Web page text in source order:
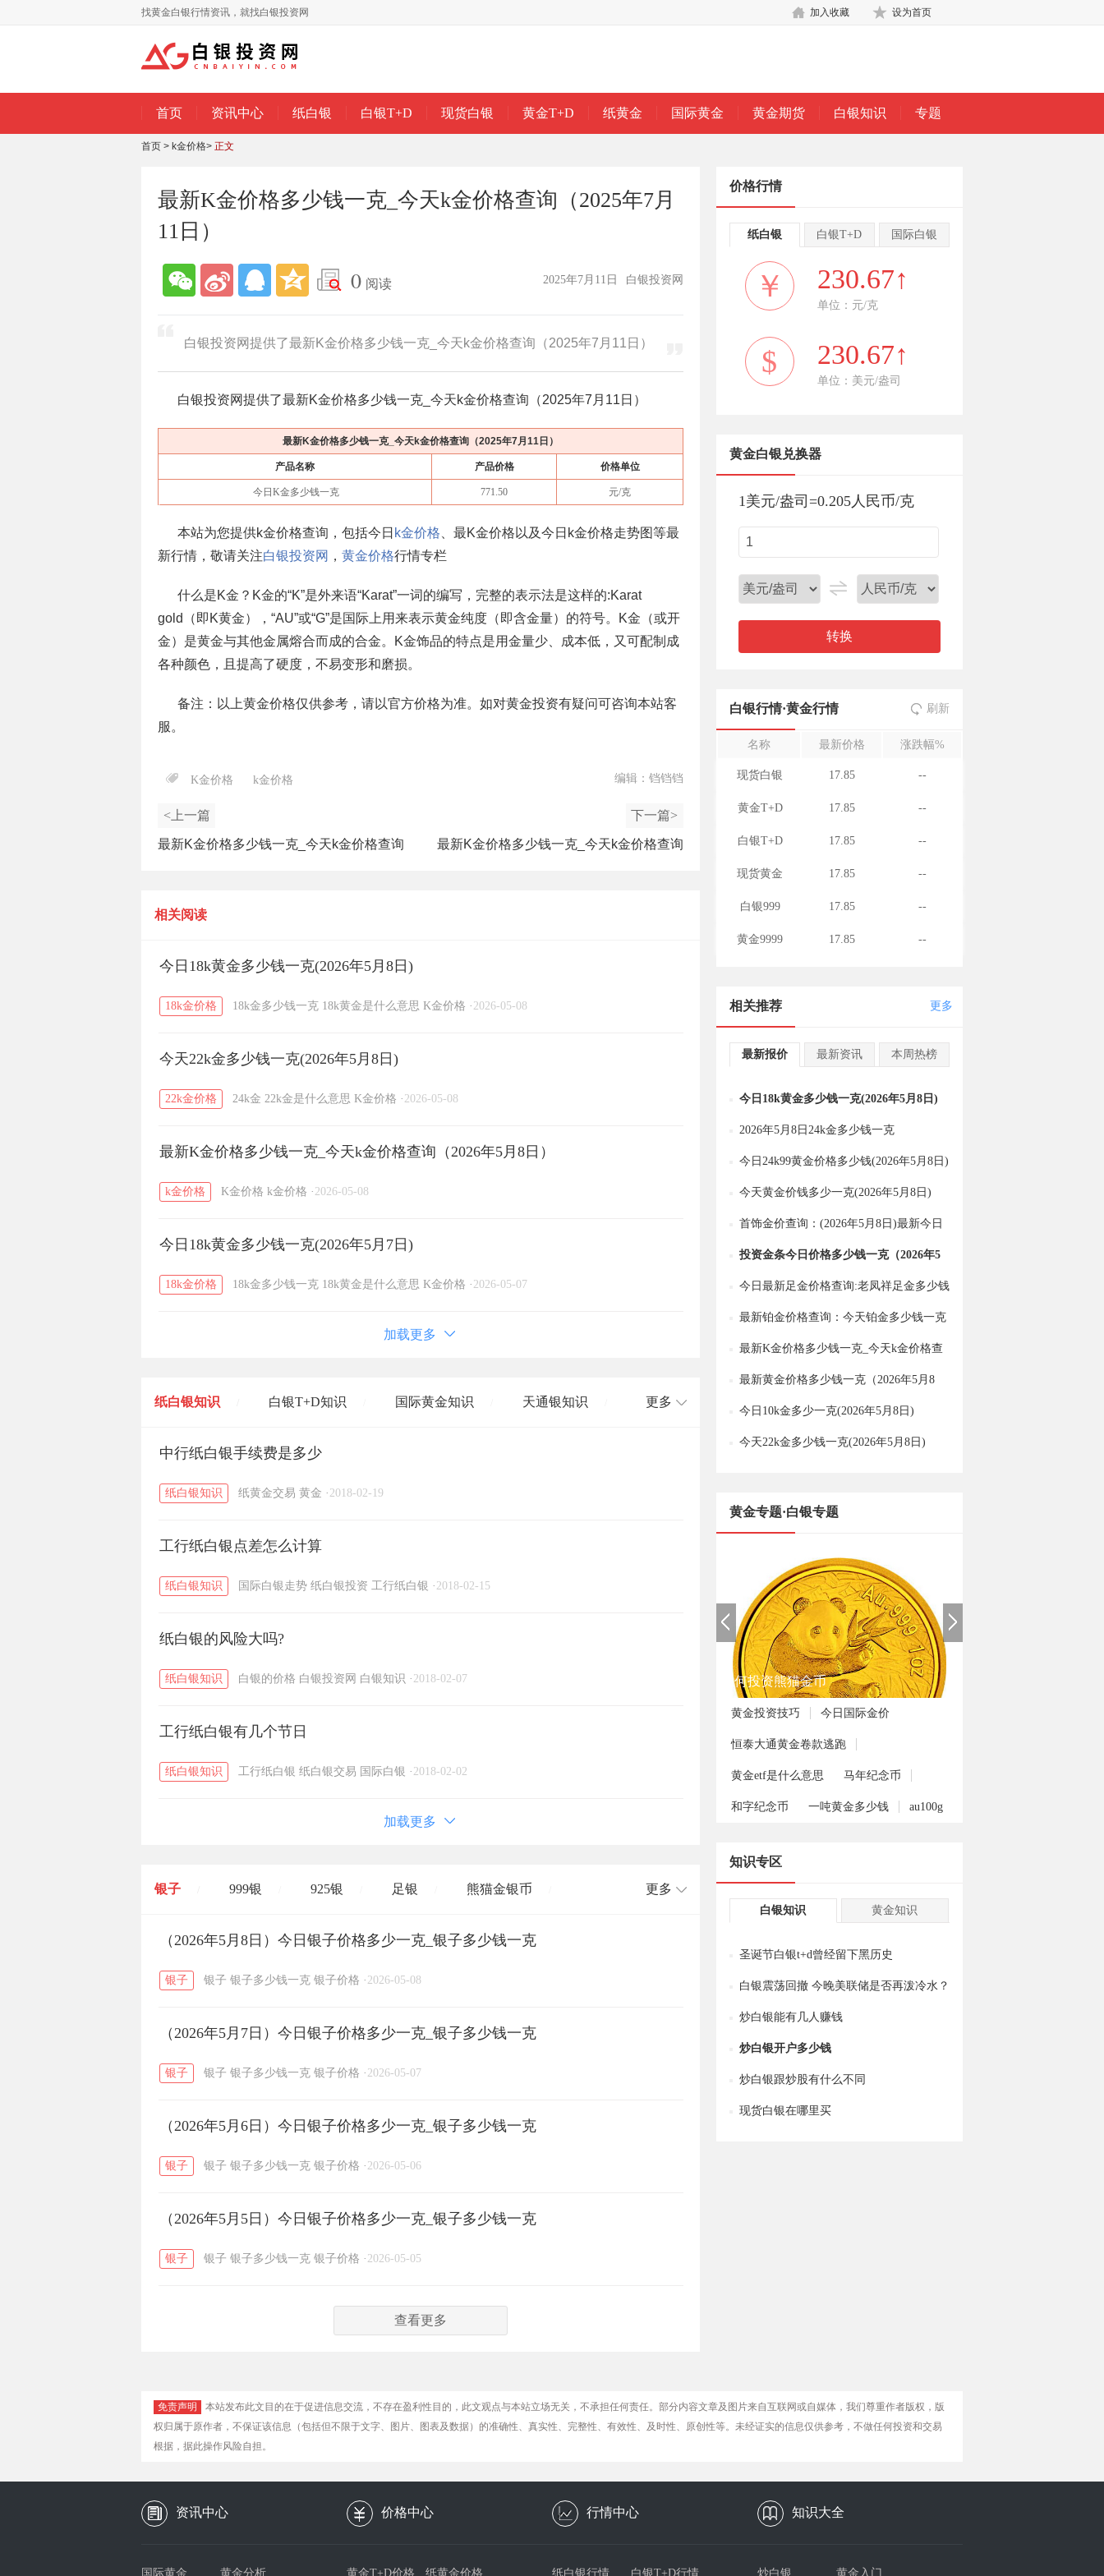
找黄金白银行情资讯，就找白银投资网 设为首页
加入收藏
首页 资讯中心 纸白银 白银T+D 现货白银 黄金T+D 纸黄金 国际黄金 黄金期货 白银知识 专题
首页 > k金价格> 正文
最新K金价格多少钱一克_今天k金价格查询（2025年7月
11日）
0 阅读 白银投资网
2025年7月11日
白银投资网提供了最新K金价格多少钱一克_今天k金价格查询（2025年7月11日）
白银投资网提供了最新K金价格多少钱一克_今天k金价格查询（2025年7月11日 ）
最新K金价格多少钱一克_今天k金价格查询（2025年7月11日 ）
产品名称 产品价格 价格单位
今日K金多少钱一克 771.50 元/克
本站为您提供k金价格查询，包括今日 k金价格 、最K金价格以及今日k金价格走势图等最
新行情，敬请关注白银投资网 ， 黄金价格行情专栏
什么是K金？K金的“K”是外来语“Karat”一词的编写，完整的表示法是这样的:Karat
gold（即K黄金），“AU”或“G”是国际上用来表示黄金纯度（即含金量）的符号。K金（或开
金）是黄金与其他金属熔合而成的合金。K金饰品的特点是用金量少、成本低，又可配制成
各种颜色，且提高了硬度，不易变形和磨损。
备注：以上黄金价格仅供参考，请以官方价格为准。如对黄金投资有疑问可咨询本站客
服。
K金价格 k金价格 编辑：铛铛铛
<上一篇
最新K金价格多少钱一克_今天k金价格查询
下一篇>
最新K金价格多少钱一克_今天k金价格查询
相关阅读
今日18k黄金多少钱一克(2026年5月8日)
18k金价格 18k金多少钱一克 18k黄金是什么意思 K金价格 · 2026-05-08
今天22k金多少钱一克(2026年5月8日)
22k金价格 24k金 22k金是什么意思 K金价格 · 2026-05-08
最新K金价格多少钱一克_今天k金价格查询（2026年5月8日）
k金价格 K金价格 k金价格 · 2026-05-08
今日18k黄金多少钱一克(2026年5月7日)
18k金价格 18k金多少钱一克 18k黄金是什么意思 K金价格 · 2026-05-07
加载更多
纸白银知识 白银T+D知识 国际黄金知识 天通银知识
黄金T+D知识 / 粤贵银知识
更多
中行纸白银手续费是多少
纸白银知识 纸黄金交易 黄金 · 2018-02-19
工行纸白银点差怎么计算
纸白银知识 国际白银走势 纸白银投资 工行纸白银 · 2018-02-15
纸白银的风险大吗?
纸白银知识 白银的价格 白银投资网 白银知识 · 2018-02-07
工行纸白银有几个节日
纸白银知识 工行纸白银 纸白银交易 国际白银 · 2018-02-02
加载更多
银子 999银 925银 足银 熊猫金银币
开国纪念币 大清银币 / 长城币 / 老凤祥
菜百 周生生 周大生
六福 / 金至尊 / 潮宏基 / 亚一金店 黄金
更多
（2026年5月8日）今日银子价格多少一克_银子多少钱一克
银子 银子 银子多少钱一克 银子价格 · 2026-05-08
（2026年5月7日）今日银子价格多少一克_银子多少钱一克
银子 银子 银子多少钱一克 银子价格 · 2026-05-07
（2026年5月6日）今日银子价格多少一克_银子多少钱一克
银子 银子 银子多少钱一克 银子价格 · 2026-05-06
（2026年5月5日）今日银子价格多少一克_银子多少钱一克
银子 银子 银子多少钱一克 银子价格 · 2026-05-05
查看更多
价格行情
纸白银 白银T+D 国际白银
￥ 230.67↑
单位：元/克
$ 230.67↑
单位：美元/盎司
黄金白银兑换器
1美元/盎司 =0.205人民币/克
转换
白银行情·黄金行情 刷新
名称 最新价格 涨跌幅%
现货白银 17.85 --
黄金T+D 17.85 --
白银T+D 17.85 --
现货黄金 17.85 --
白银999 17.85 --
黄金9999 17.85 --
相关推荐 更多
最新报价 最新资讯 本周热榜
今日18k黄金多少钱一克(2026年5月8日)
2026年5月8日24k金多少钱一克
今日24k99黄金价格多少钱(2026年5月8日)
今天黄金价钱多少一克(2026年5月8日)
首饰金价查询：(2026年5月8日)最新今日
金价多少一克？
投资金条今日价格多少钱一克（2026年5
月8日）
今日最新足金价格查询:老凤祥足金多少钱
一克（2026年5月8日）
最新铂金价格查询：今天铂金多少钱一克
（2026年5月8日）
最新K金价格多少钱一克_今天k金价格查
询（2026年5月8日）
最新黄金价格多少钱一克（2026年5月8
日）
今日10k金多少一克(2026年5月8日)
今天22k金多少钱一克(2026年5月8日)
黄金专题·白银专题
如何投资熊猫金币
黄金投资技巧 今日国际金价
恒泰大通黄金卷款逃跑
黄金etf是什么意思 马年纪念币
和字纪念币 一吨黄金多少钱 au100g
知识专区
白银知识 黄金知识
圣诞节白银t+d曾经留下黑历史
白银震荡回撤 今晚美联储是否再泼冷水？
炒白银能有几人赚钱
炒白银开户多少钱
炒白银跟炒股有什么不同
现货白银在哪里买
免责声明
本站发布此文目的在于促进信息交流，不存在盈利性目的，此文观点与本站立场无关，不承担任何责任。部分内容文章及图片来自互联网或自媒体，我们尊重作者版权，版
权归属于原作者，不保证该信息（包括但不限于文字、图片、图表及数据）的准确性、真实性、完整性、有效性、及时性、原创性等。未经证实的信息仅供参考，不做任何投资和交易
根据，据此操作风险自担。
资讯中心 价格中心 行情中心 知识大全
国际黄金 黄金分析 黄金T+D价格 纸黄金价格 纸白银行情 白银T+D行情 炒白银 黄金入门